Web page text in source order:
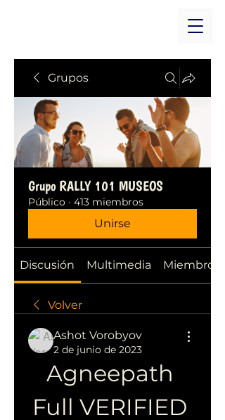
Grupos
Grupo RALLY 101 MUSEOS
Público · 413 miembros
Unirse
Discusión Multimedia Miembros
Volver
Ashot Vorobyov
2 de junio de 2023
Agneepath
Full VERIFIED